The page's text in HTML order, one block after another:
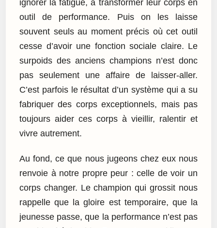
ignorer la fatigue, à transformer leur corps en
outil de performance. Puis on les laisse
souvent seuls au moment précis où cet outil
cesse d’avoir une fonction sociale claire. Le
surpoids des anciens champions n’est donc
pas seulement une affaire de laisser-aller.
C’est parfois le résultat d’un système qui a su
fabriquer des corps exceptionnels, mais pas
toujours aider ces corps à vieillir, ralentir et
vivre autrement.
Au fond, ce que nous jugeons chez eux nous
renvoie à notre propre peur : celle de voir un
corps changer. Le champion qui grossit nous
rappelle que la gloire est temporaire, que la
jeunesse passe, que la performance n’est pas